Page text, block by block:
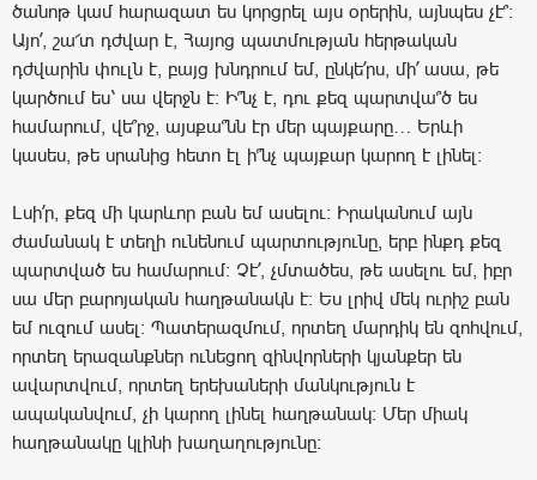
ծանոթ կամ հարազատ ես կորցրել այս օրերին, այնպես չէ՞:
Այո՛, շա՜տ դժվար է, Հայոց պատմության հերթական
դժվարին փուլն է, բայց խնդրում եմ, ընկե՛րս, մի՛ ասա, թե
կարծում ես՝ սա վերջն է: Ի՞նչ է, դու քեզ պարտվա՞ծ ես
համարում, վե՞րջ, այսքա՞նն էր մեր պայքարը… Երևի
կասես, թե սրանից հետո էլ ի՞նչ պայքար կարող է լինել:
Լսի՛ր, քեզ մի կարևոր բան եմ ասելու: Իրականում այն
ժամանակ է տեղի ունենում պարտությունը, երբ ինքդ քեզ
պարտված ես համարում: Չէ՛, չմտածես, թե ասելու եմ, իբր
սա մեր բարոյական հաղթանակն է: Ես լրիվ մեկ ուրիշ բան
եմ ուզում ասել: Պատերազմում, որտեղ մարդիկ են զոհվում,
որտեղ երազանքներ ունեցող զինվորների կյանքեր են
ավարտվում, որտեղ երեխաների մանկություն է
ապականվում, չի կարող լինել հաղթանակ: Մեր միակ
հաղթանակը կլինի խաղաղությունը: